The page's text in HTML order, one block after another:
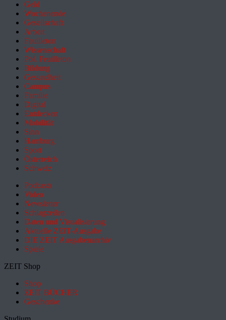
Geld
Wochenende
Gesellschaft
Arbeit
Feuilleton
Wissenschaft
Pol. Feuilleton
Bildung
Gesundheit
Campus
Familie
Digital
Entdecken
Mobilität
Sinn
Hamburg
Sport
Österreich
Schweiz
Podcasts
Video
Newsletter
Schlagzeilen
Daten und Visualisierung
Aktuelle ZEIT-Ausgabe
DIE ZEIT Ausgabenarchiv
Spiele
ZEIT Shop
Shop
ZEIT BÜCHER
Geschenke